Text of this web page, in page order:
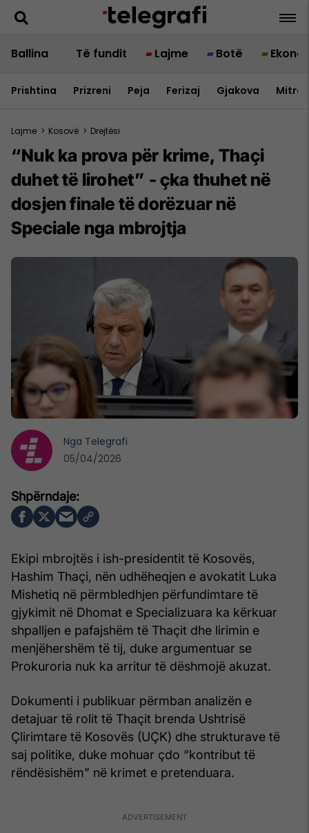
Ballina Të fundit Lajme Botë
Prishtina Prizreni Peja Ferizaj Gjakova
Lajme > Kosovë > Drejtësi
“Nuk ka prova për krime, Thaçi
duhet të lirohet” - çka thuhet në
dosjen finale të dorëzuar në
Speciale nga mbrojtja
Ekipi mbrojtës i ish-presidentit të Kosovës,
Hashim Thaçi, nën udhëheqjen e avokatit Luka
Mishetiq në përmbledhjen përfundimtare të
gjykimit në Dhomat e Specializuara ka kërkuar
shpalljen e pafajshëm të Thaçit dhe lirimin e
menjëhershëm të tij, duke argumentuar se
Prokuroria nuk ka arritur të dëshmojë akuzat.
Dokumenti i publikuar përmban analizën e
detajuar të rolit të Thaçit brenda Ushtrisë
Çlirimtare të Kosovës (UÇK) dhe strukturave të
saj politike, duke mohuar çdo “kontribut të
rëndësishëm” në krimet e pretenduara.
Nga Telegrafi
05/04/2026